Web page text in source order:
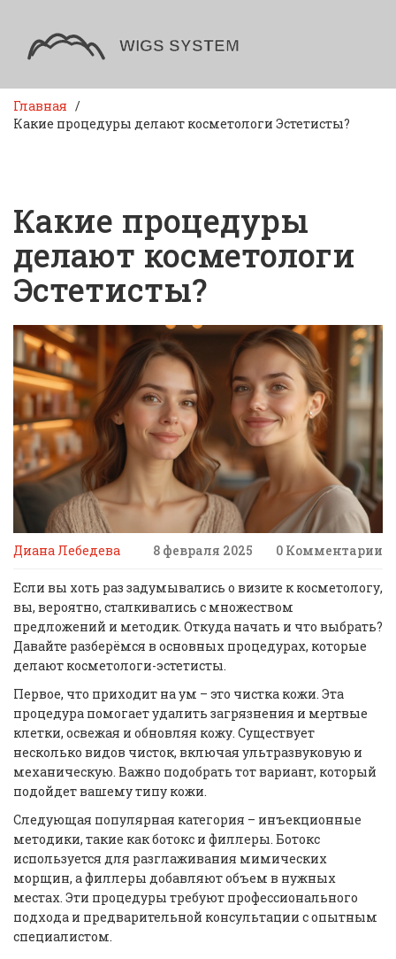
Главная
Какие процедуры делают косметологи Эстетисты?
Какие процедуры
делают косметологи
Эстетисты?
Диана Лебедева 8 февраля 2025 0 Комментарии
Если вы хоть раз задумывались о визите к косметологу,
вы, вероятно, сталкивались с множеством
предложений и методик. Откуда начать и что выбрать?
Давайте разберёмся в основных процедурах, которые
делают косметологи-эстетисты.
Первое, что приходит на ум – это чистка кожи. Эта
процедура помогает удалить загрязнения и мертвые
клетки, освежая и обновляя кожу. Существует
несколько видов чисток, включая ультразвуковую и
механическую. Важно подобрать тот вариант, который
подойдет вашему типу кожи.
Следующая популярная категория – инъекционные
методики, такие как ботокс и филлеры. Ботокс
используется для разглаживания мимических
морщин, а филлеры добавляют объем в нужных
местах. Эти процедуры требуют профессионального
подхода и предварительной консультации с опытным
специалистом.